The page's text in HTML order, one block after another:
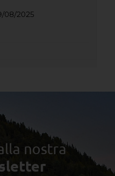
08/2025
nostra